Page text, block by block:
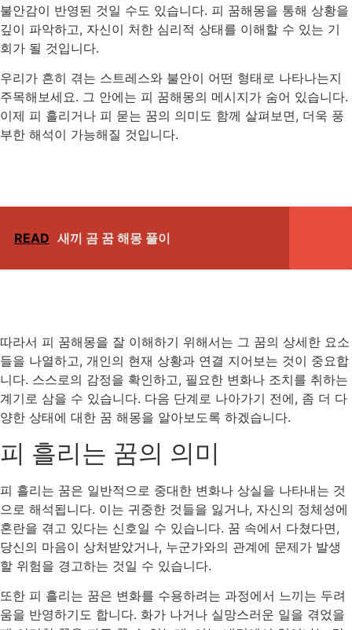
불안감이 반영된 것일 수도 있습니다. 피 꿈해몽을 통해 상황을
깊이 파악하고, 자신이 처한 심리적 상태를 이해할 수 있는 기
회가 될 것입니다.
우리가 흔히 겪는 스트레스와 불안이 어떤 형태로 나타나는지
주목해보세요. 그 안에는 피 꿈해몽의 메시지가 숨어 있습니다.
이제 피 흘리거나 피 묻는 꿈의 의미도 함께 살펴보면, 더욱 풍
부한 해석이 가능해질 것입니다.
READ 새끼 곰 꿈 해몽 풀이
따라서 피 꿈해몽을 잘 이해하기 위해서는 그 꿈의 상세한 요소
들을 나열하고, 개인의 현재 상황과 연결 지어보는 것이 중요합
니다. 스스로의 감정을 확인하고, 필요한 변화나 조치를 취하는
계기로 삼을 수 있습니다. 다음 단계로 나아가기 전에, 좀 더 다
양한 상태에 대한 꿈 해몽을 알아보도록 하겠습니다.
피 흘리는 꿈의 의미
피 흘리는 꿈은 일반적으로 중대한 변화나 상실을 나타내는 것
으로 해석됩니다. 이는 귀중한 것들을 잃거나, 자신의 정체성에
혼란을 겪고 있다는 신호일 수 있습니다. 꿈 속에서 다쳤다면,
당신의 마음이 상처받았거나, 누군가와의 관계에 문제가 발생
할 위험을 경고하는 것일 수 있습니다.
또한 피 흘리는 꿈은 변화를 수용하려는 과정에서 느끼는 두려
움을 반영하기도 합니다. 화가 나거나 실망스러운 일을 겪었을